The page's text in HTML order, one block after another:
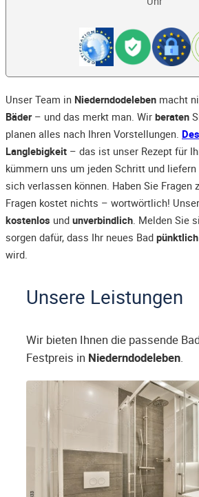
Unser Team in Niederndodeleben macht
Bäder– und das merkt man. Wir beraten
planen alles nach Ihren Vorstellungen.
Langlebigkeit – das ist unser Rezept für
kümmern uns um jeden Schritt und liefern
sich verlassen können. Haben Sie Fragen
Fragen kostet nichts – wortwörtlich!
kostenlos und unverbindlich. Melden Sie
sorgen dafür, dass Ihr neues Bad pünktlich
wird.
Unsere Leistungen
Wir bieten Ihnen die passende
Festpreis in Niederndodeleben.